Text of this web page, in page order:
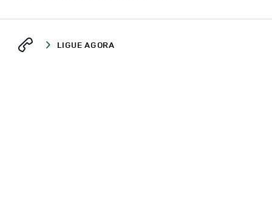
LIGUE AGORA